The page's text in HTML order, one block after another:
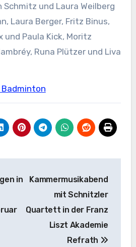
Schmitz und Laura Weilberg
Laura Berger, Fritz Binus,
und Paula Kick, Moritz
Runa Plützer und Liva
in
Kammermusikabend
mit Schnitzler
Quartett in der Franz
Liszt Akademie
Refrath